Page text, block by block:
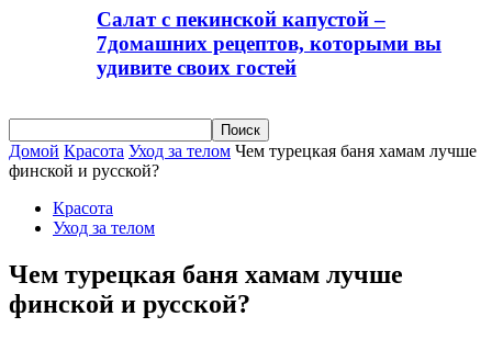
Салат с пекинской капустой –
7домашних рецептов, которыми вы
удивите своих гостей
Домой Красота Уход за телом Чем турецкая баня хамам лучше
финской и русской?
Красота
Уход за телом
Чем турецкая баня хамам лучше
финской и русской?